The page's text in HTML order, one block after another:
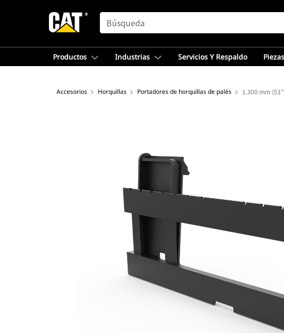
SEARCH
Productos Industrias Servicios Y Respaldo Piezas
Accesorios Horquillas Portadores de horquillas de palés 1.300 mm